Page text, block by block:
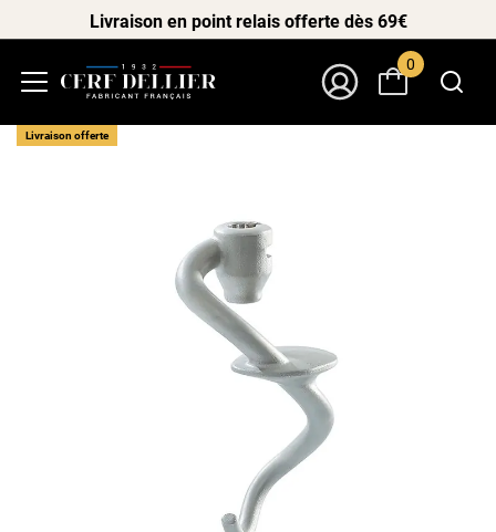
Livraison en point relais offerte dès 69€
0
Livraison offerte